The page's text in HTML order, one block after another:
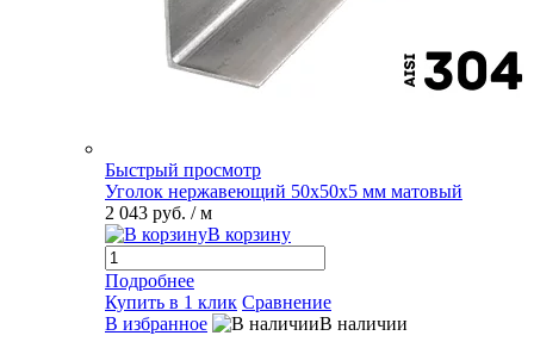
Быстрый просмотр
Уголок нержавеющий 50х50х5 мм матовый
2 043 руб. / м
В корзину
Подробнее
Купить в 1 клик Сравнение
В избранное
В наличии